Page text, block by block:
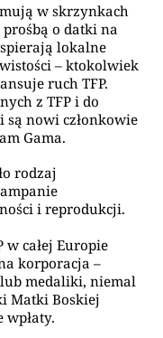
w skrzynkach
o datki na
lokalne
– ktokolwiek
ruch TFP.
z TFP i do
nowi członkowie
Gama.
rodzaj
i reprodukcji.
w całej Europie
korporacja –
medaliki, niemal
Matki Boskiej